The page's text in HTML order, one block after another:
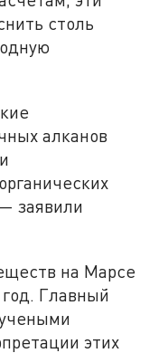
столь
алканов
заявили
на Марсе
Главный
этих